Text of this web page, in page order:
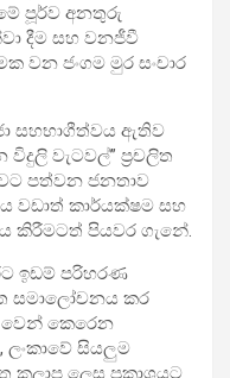
පූර්ව අනතුරු
දීම සහ වනජීවී
වන ජංගම මුර සංචාර
සහභාගීත්වය ඇතිව
වැටවල්” ප්‍රචලිත
පත්වන ජනතාව
වඩාත් කාර්යක්ෂම සහ
කිරීමටත් පියවර ගැනේ.
ඉඩම් පරිහරණ
සමාලෝචනය කර
වෙන් කෙරෙන
සියලුම
ලෙස ප්‍රකාශයට